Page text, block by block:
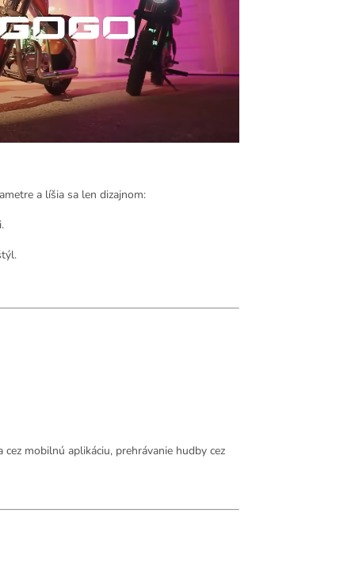
a líšia sa len dizajnom:
mobilnú aplikáciu, prehrávanie hudby cez